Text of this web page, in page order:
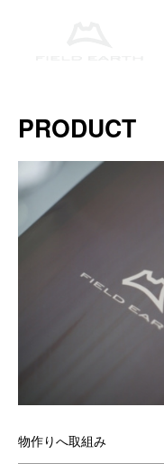
PRODUCT
物作りへ取組み